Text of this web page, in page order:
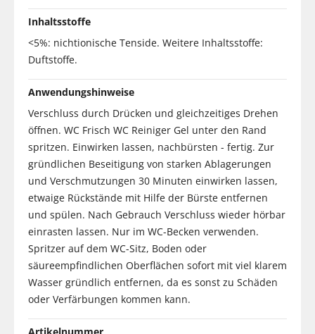
Inhaltsstoffe
<5%: nichtionische Tenside. Weitere Inhaltsstoffe:
Duftstoffe.
Anwendungshinweise
Verschluss durch Drücken und gleichzeitiges Drehen
öffnen. WC Frisch WC Reiniger Gel unter den Rand
spritzen. Einwirken lassen, nachbürsten - fertig. Zur
gründlichen Beseitigung von starken Ablagerungen
und Verschmutzungen 30 Minuten einwirken lassen,
etwaige Rückstände mit Hilfe der Bürste entfernen
und spülen. Nach Gebrauch Verschluss wieder hörbar
einrasten lassen. Nur im WC-Becken verwenden.
Spritzer auf dem WC-Sitz, Boden oder
säureempfindlichen Oberflächen sofort mit viel klarem
Wasser gründlich entfernen, da es sonst zu Schäden
oder Verfärbungen kommen kann.
Artikelnummer